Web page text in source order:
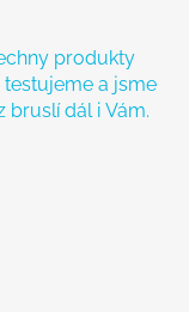
produkty
a jsme
bruslí dál i Vám.